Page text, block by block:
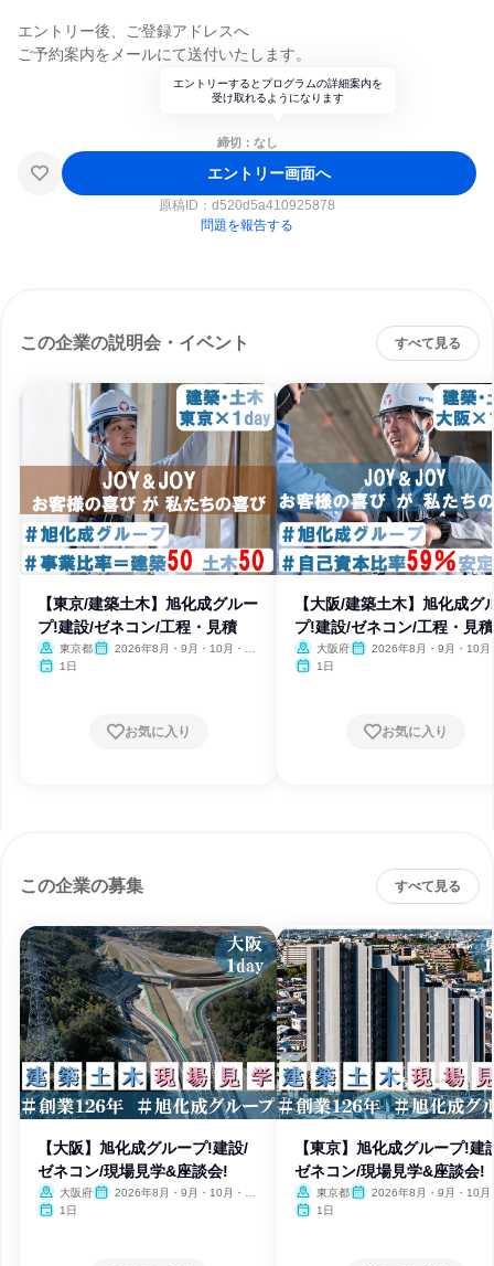
エントリー後、ご登録アドレスへ
ご予約案内をメールにて送付いたします。
エントリーするとプログラムの詳細案内を
受け取れるようになります
締切：なし
エントリー画面へ
原稿ID： d520d5a410925878
問題を報告する
この企業の説明会・イベント すべて見る
【東京/建築土木】旭化成グルー
プ!建設/ゼネコン/工程・見積
東京都
2026年8月・9月・10月・11
1日
お気に入り
【大阪/建築土木】旭化成グ
プ!建設/ゼネコン/工程・見積
大阪府
2026年8月・9月・10月
1日
お気に入り
この企業の募集 すべて見る
【大阪】旭化成グループ!建設/
ゼネコン/現場見学&座談会!
大阪府
2026年8月・9月・10月・11
1日
【東京】旭化成グループ!建
ゼネコン/現場見学&座談会!
東京都
2026年8月・9月・10月
1日